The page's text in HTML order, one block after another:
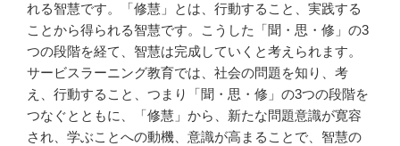
れる智慧です。「修慧」とは、行動すること、実践する
ことから得られる智慧です。こうした「聞・思・修」の3
つの段階を経て、智慧は完成していくと考えられます。
サービスラーニング教育では、社会の問題を知り、考
え、行動すること、つまり「聞・思・修」の3つの段階を
つなぐとともに、「修慧」から、新たな問題意識が寛容
され、学ぶことへの動機、意識が高まることで、智慧の